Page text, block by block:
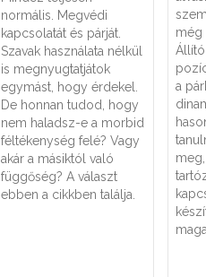
normális. Megvédi
kapcsolatát és párját.
Szavak használata nélkül
is megnyugtatjátok
egymást, hogy érdekel.
De honnan tudod, hogy
nem haladsz-e a morbid
féltékenység felé? Vagy
akár a másiktól való
függőség? A választ
ebben a cikkben találja.
még
a